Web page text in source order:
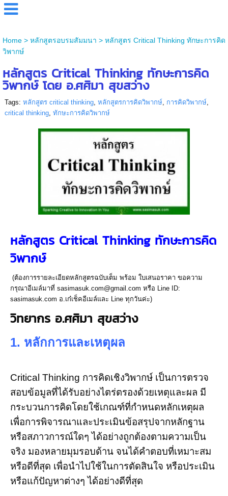
Home> หลักสูตรอบรมสัมมนา > หลักสูตร Critical Thinking ทักษะการคิด
วิพากษ์
หลักสูตร Critical Thinking ทักษะการคิด
วิพากษ์ โดย อ.ศศิมา สุขสว่าง
Tags: หลักสูตร critical thinking, หลักสูตรการคิดวิพากษ์, การคิดวิพากษ์,
critical thinking, ทักษะการคิดวิพากษ์
หลักสูตร Critical Thinking ทักษะการคิด
วิพากษ์
(ต้องการรายละเอียดหลักสูตรฉบับเต็ม พร้อม ใบเสนอราคา ขอความ
กรุณาอีเมล์มาที่ sasimasuk.com@gmail.com หรือ Line ID:
sasimasuk.com อ.เก๋เช็คอีเมล์และ Line ทุกวันค่ะ)
วิทยากร อ.ศศิมา สุขสว่าง
1. หลักการและเหตุผล
Critical Thinking การคิดเชิงวิพากษ์ เป็นการตรวจ
สอบข้อมูลที่ได้รับอย่างไตร่ตรองด้วยเหตุและผล มี
กระบวนการคิดโดยใช้เกณฑ์ที่กำหนดหลักเหตุผล
เพื่อการพิจารณาและประเมินข้อสรุปจากหลักฐาน
หรือสภาวการณ์ใดๆ ได้อย่างถูกต้องตามความเป็น
จริง มองหลายมุมรอบด้าน จนได้คำตอบที่เหมาะสม
หรือดีที่สุด เพื่อนำไปใช้ในการตัดสินใจ หรือประเมิน
หรือแก้ปัญหาต่างๆ ได้อย่างดีที่สุด